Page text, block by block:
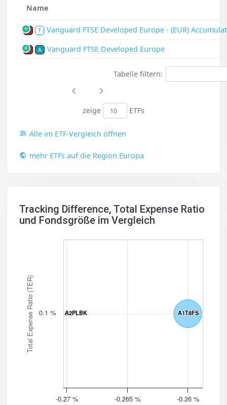
Name
P T Vanguard FTSE Developed Europe - (EUR)
P A Vanguard FTSE Developed Europe
Tabelle filtern:
zeige ETFs
Alle im ETF-Vergleich öffnen
mehr ETFs auf die Region Europa
Tracking Difference, Total Expense Ratio
und Fondsgröße im Vergleich
Total Expense Ratio (TER) A1T8FS
A1T8FS
A2PLBK
A2PLBK
-0.27 % -0.265 % -0.26 %
0.1 %